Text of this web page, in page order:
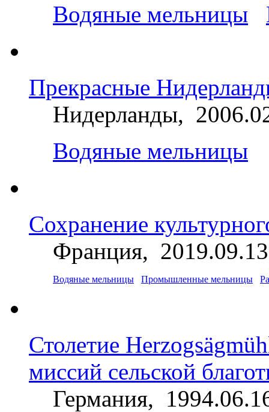
Водяные мельницы
Прекрасные
Нидерланды,
Водяные мельницы
Сохранение
Франция, 2019.09.13
Водяные мельницы Промышленные мельницы
Столетие
миссий сельской
Германия,